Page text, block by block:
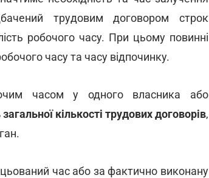
трудовим договором строк
робочого часу. При цьому повинні
часу та часу відпочинку.
часом у одного власника або
кількості трудових договорів,
час або за фактично виконану